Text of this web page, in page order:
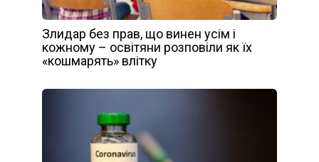
Злидар без прав, що винен усім і
кожному – освітяни розповіли як їх
«кошмарять» влітку